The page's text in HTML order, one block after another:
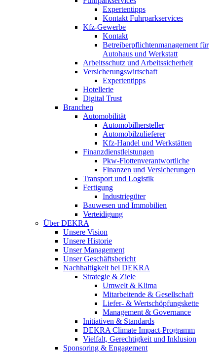
Expertentipps
Kontakt Fuhrparkservices
Kfz-Gewerbe
Kontakt
Betreiberpflichtenmanagement für
Autohaus und Werkstatt
Arbeitsschutz und Arbeitssicherheit
Versicherungswirtschaft
Expertentipps
Hotellerie
Digital Trust
Branchen
Automobilität
Automobilhersteller
Automobilzulieferer
Kfz-Handel und Werkstätten
Finanzdienstleistungen
Pkw‑Flottenverantwortliche
Finanzen und Versicherungen
Transport und Logistik
Fertigung
Industriegüter
Bauwesen und Immobilien
Verteidigung
Über DEKRA
Unsere Vision
Unsere Historie
Unser Management
Unser Geschäftsbericht
Nachhaltigkeit bei DEKRA
Strategie & Ziele
Umwelt & Klima
Mitarbeitende & Gesellschaft
Liefer- & Wertschöpfungskette
Management & Governance
Initiativen & Standards
DEKRA Climate Impact-Programm
Vielfalt, Gerechtigkeit und Inklusion​
Sponsoring & Engagement